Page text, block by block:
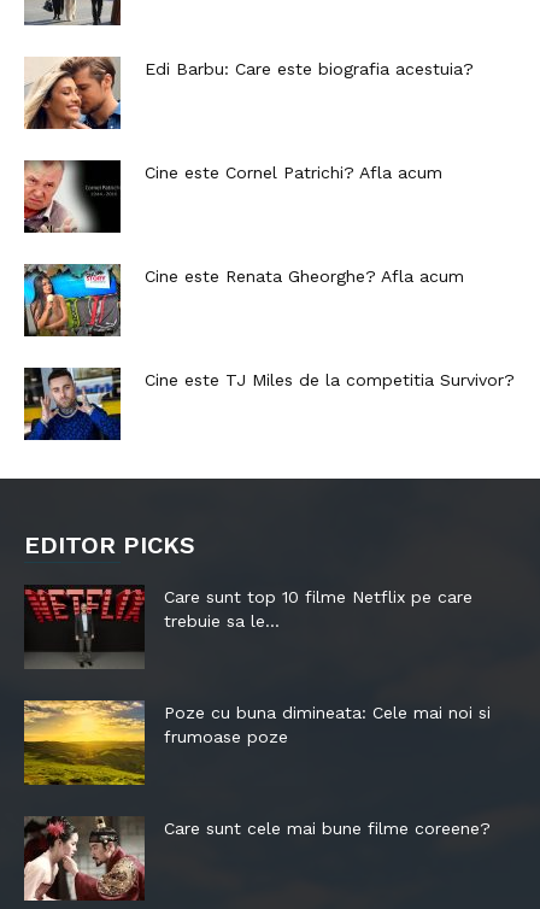
Edi Barbu: Care este biografia acestuia?
Cine este Cornel Patrichi? Afla acum
Cine este Renata Gheorghe? Afla acum
Cine este TJ Miles de la competitia Survivor?
EDITOR PICKS
Care sunt top 10 filme Netflix pe care
trebuie sa le...
Poze cu buna dimineata: Cele mai noi si
frumoase poze
Care sunt cele mai bune filme coreene?